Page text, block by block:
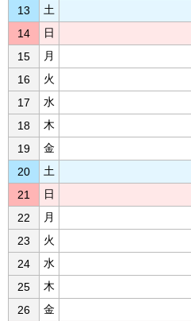
13
土
14
日
15
月
16
火
17
水
18
木
19
金
20
土
21
日
22
月
23
火
24
水
25
木
26
金